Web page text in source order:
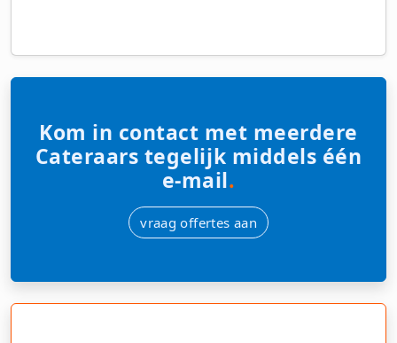
Kom in contact met meerdere
Cateraars tegelijk middels één
e-mail.
vraag offertes aan